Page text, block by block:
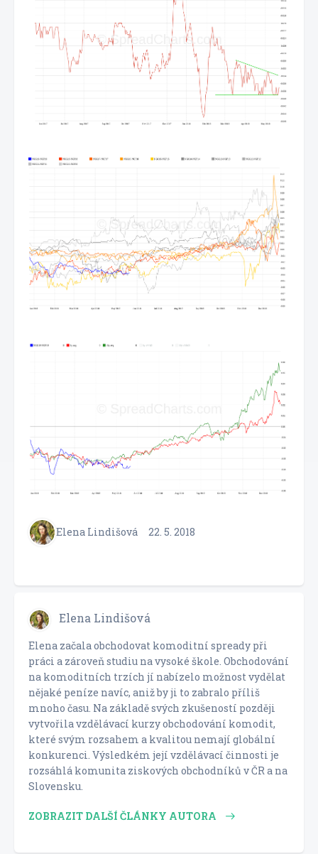
Elena Lindišová 22. 5. 2018
Elena Lindišová
Elena začala obchodovat komoditní spready při
práci a zároveň studiu na vysoké škole. Obchodování
na komoditních trzích jí nabízelo možnost vydělat
nějaké peníze navíc, aniž by ji to zabralo příliš
mnoho času. Na základě svých zkušeností později
vytvořila vzdělávací kurzy obchodování komodit,
které svým rozsahem a kvalitou nemají globální
konkurenci. Výsledkém její vzdělávací činnosti je
rozsáhlá komunita ziskových obchodníků v ČR a na
Slovensku.
ZOBRAZIT DALŠÍ ČLÁNKY AUTORA